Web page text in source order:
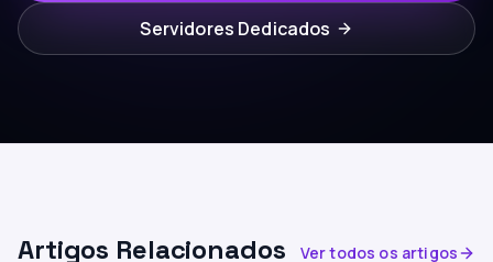
Servidores Dedicados
Artigos Relacionados Ver todos os artigos